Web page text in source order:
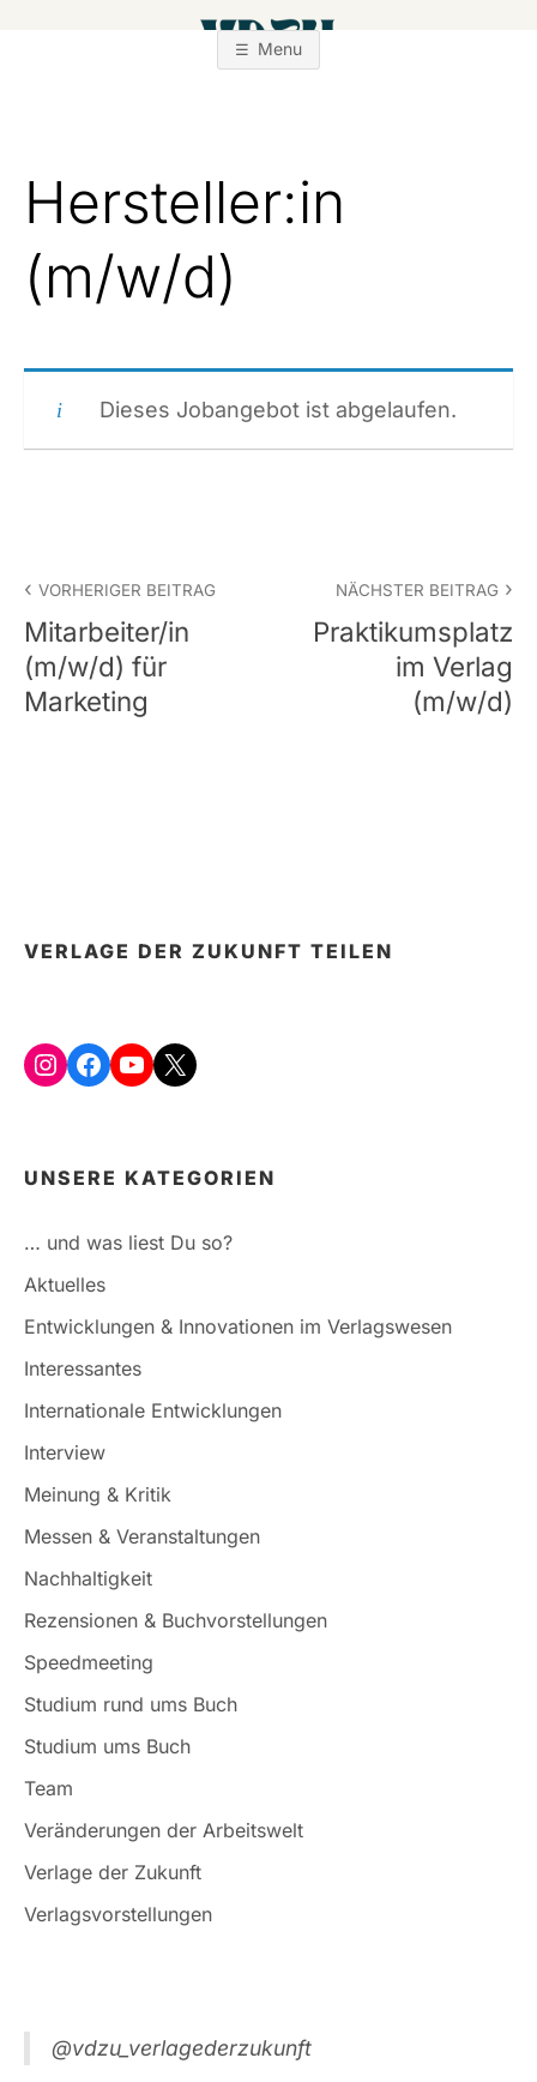
Menu
Hersteller:in
(m/w/d)
Dieses Jobangebot ist abgelaufen.
Navigation
VORHERIGER BEITRAG
Mitarbeiter/in
(m/w/d) für
Marketing
NÄCHSTER BEITRAG
Praktikumsplatz
im Verlag
(m/w/d)
VERLAGE DER ZUKUNFT TEILEN
Instagram
Facebook
YouTube
X
UNSERE KATEGORIEN
… und was liest Du so?
Aktuelles
Entwicklungen & Innovationen im Verlagswesen
Interessantes
Internationale Entwicklungen
Interview
Meinung & Kritik
Messen & Veranstaltungen
Nachhaltigkeit
Rezensionen & Buchvorstellungen
Speedmeeting
Studium rund ums Buch
Studium ums Buch
Team
Veränderungen der Arbeitswelt
Verlage der Zukunft
Verlagsvorstellungen
@vdzu_verlagederzukunft